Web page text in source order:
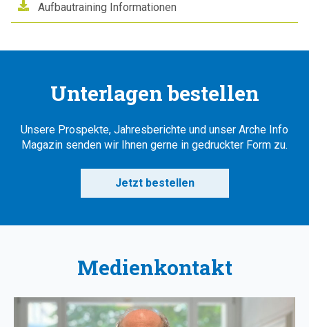
Aufbautraining Informationen
Unterlagen bestellen
Unsere Prospekte, Jahresberichte und unser Arche Info
Magazin senden wir Ihnen gerne in gedruckter Form zu.
Jetzt bestellen
Medienkontakt